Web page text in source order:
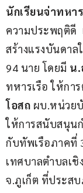
นักเรียนจ่าทหา
ความประพฤติดี
สร้างแรงบันดาล
94 นาย โดยมี น.
ทหารเรือ ให้กา
โอสถ ผบ.หน่วย
ให้การสนับสนุน
กับทัพเรือภาคที่
เทศบาลตำบลเ
จ.ภูเก็ต ที่ประส